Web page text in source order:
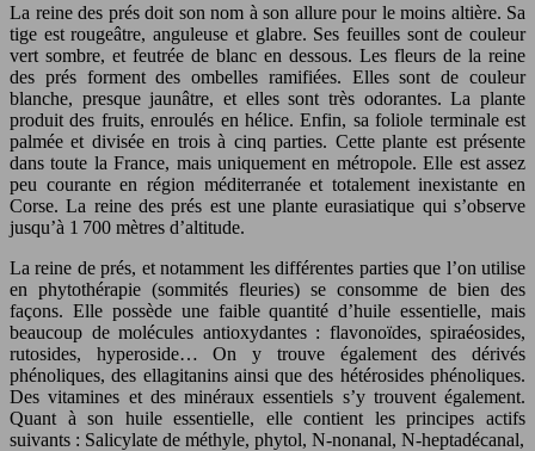
La reine des prés doit son nom à son allure pour le moins altière. Sa
tige est rougeâtre, anguleuse et glabre. Ses feuilles sont de couleur
vert sombre, et feutrée de blanc en dessous. Les fleurs de la reine
des prés forment des ombelles ramifiées. Elles sont de couleur
blanche, presque jaunâtre, et elles sont très odorantes. La plante
produit des fruits, enroulés en hélice. Enfin, sa foliole terminale est
palmée et divisée en trois à cinq parties. Cette plante est présente
dans toute la France, mais uniquement en métropole. Elle est assez
peu courante en région méditerranée et totalement inexistante en
Corse. La reine des prés est une plante eurasiatique qui s’observe
jusqu’à 1 700 mètres d’altitude.
La reine de prés, et notamment les différentes parties que l’on utilise
en phytothérapie (sommités fleuries) se consomme de bien des
façons. Elle possède une faible quantité d’huile essentielle, mais
beaucoup de molécules antioxydantes : flavonoïdes, spiraéosides,
rutosides, hyperoside… On y trouve également des dérivés
phénoliques, des ellagitanins ainsi que des hétérosides phénoliques.
Des vitamines et des minéraux essentiels s’y trouvent également.
Quant à son huile essentielle, elle contient les principes actifs
suivants : Salicylate de méthyle, phytol, N-nonanal, N-heptadécanal,